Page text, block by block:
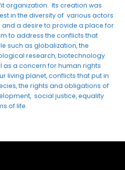
organization. Its creation was
in the diversity of various actors
a desire to provide a place for
to address the conflicts that
such as globalization, the
research, biotechnology
a concern for human rights
living planet, conflicts that put in
the rights and obligations of
social justice, equality
of life.